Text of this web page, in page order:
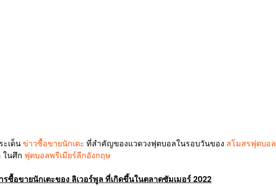
ะเด็นข่าวซื้อขายนักเตะ ที่สำคัญของแวดวงฟุตบอลในรอบวันของ สโมสรฟุตบอล
ในศึก ฟุตบอลพรีเมียร์ลีกอังกฤษ
ซื้อขายนักเตะของ ลิเวอร์พูล ที่เกิดขึ้นในตลาดซัมเมอร์ 2022